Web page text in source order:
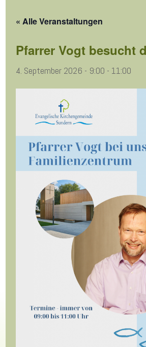
« Alle Veranstaltungen
Pfarrer Vogt besucht
4. September 2026 - 9:00 - 11:00